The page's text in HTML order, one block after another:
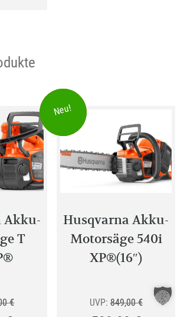
Akku-
T
€Ursprünglicher
Sommer
Sale!
Neu!
Husqvarna Akku-
Motorsäge 540i
XP®(16″)
UVP: 849,00€